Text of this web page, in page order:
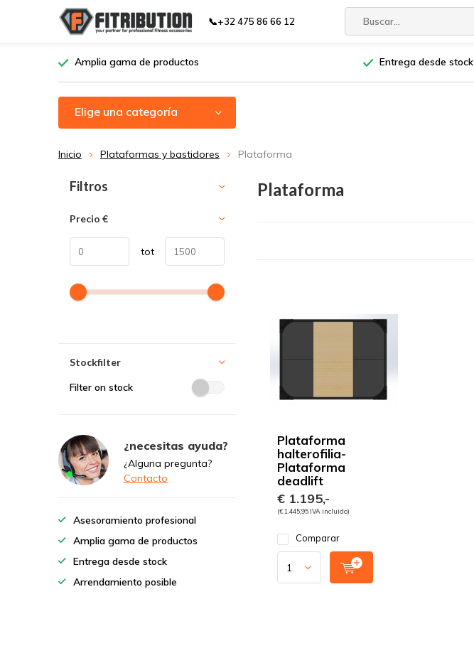
📞+32 475 86 66 12
Amplia gama de productos Entrega desde stock
Elige una categoría
Inicio Plataformas y bastidores Plataforma
Plataforma
Plataforma
halterofilia-
Plataforma
deadlift
€ 1.195,-
(€ 1.445,95 IVA incluido)
Comparar
Ordenar por:
Filtros
Precio €
tot
Stockfilter
Filter on stock
¿necesitas ayuda?
¿Alguna pregunta?
Contacto
Asesoramiento profesional
Amplia gama de productos
Entrega desde stock
Arrendamiento posible